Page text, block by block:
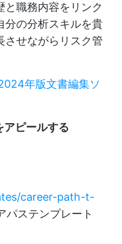
と職務内容をリンク
分の分析スキルを貴
させながらリスク管
年版文書編集ソ
アピールする
career-path-t-
パステンプレート